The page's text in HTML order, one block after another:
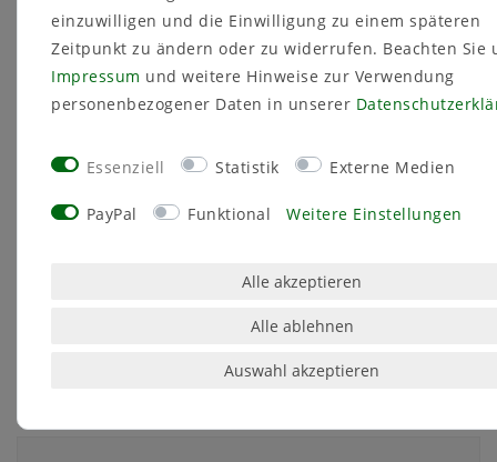
Türenmontage auf unebenen Flächen
millimetergenaue Abstufung mit farblicher
Unterscheidung
Schrauben mit ø6 mm bis 11 mm
einzuwilligen und die Einwilligung zu einem späteren
Zeitpunkt zu ändern oder zu widerrufen. Beachten Sie
Impressum und weitere Hinweise zur Verwendung
personenbezogener Daten in unserer
Essenziell Statistik Externe Medien
PayPal Funktional Weitere Einstellungen
Alle akzeptieren
Alle ablehnen
Auswahl akzeptieren